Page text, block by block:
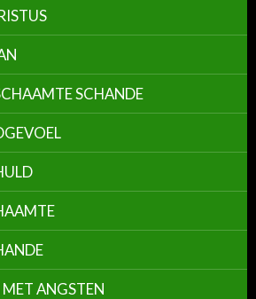
SCHANDE
ANGSTEN